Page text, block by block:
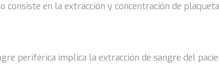
consiste en la extracción y concentración de
periférica implica la extracción de sangre del